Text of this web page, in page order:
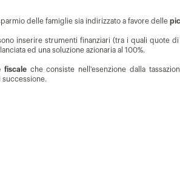
delle famiglie sia indirizzato a favore delle
inserire strumenti finanziari (tra i quali quote
ed una soluzione azionaria al 100%.
fiscaleche consiste nell'esenzione dalla
successione.